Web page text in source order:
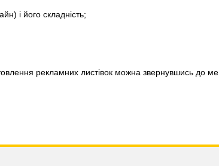
і його складність;
рекламних листівок можна звернувшись до